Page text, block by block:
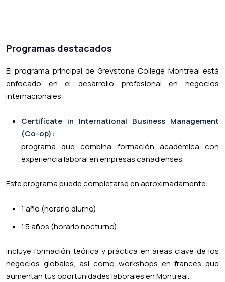
Programas destacados
El programa principal de Greystone College Montreal está
enfocado en el desarrollo profesional en negocios
internacionales:
Certificate in International Business Management
(Co-op):
programa que combina formación académica con
experiencia laboral en empresas canadienses.
Este programa puede completarse en aproximadamente:
1 año (horario diurno)
1.5 años (horario nocturno)
Incluye formación teórica y práctica en áreas clave de los
negocios globales, así como workshops en francés que
aumentan tus oportunidades laborales en Montreal.